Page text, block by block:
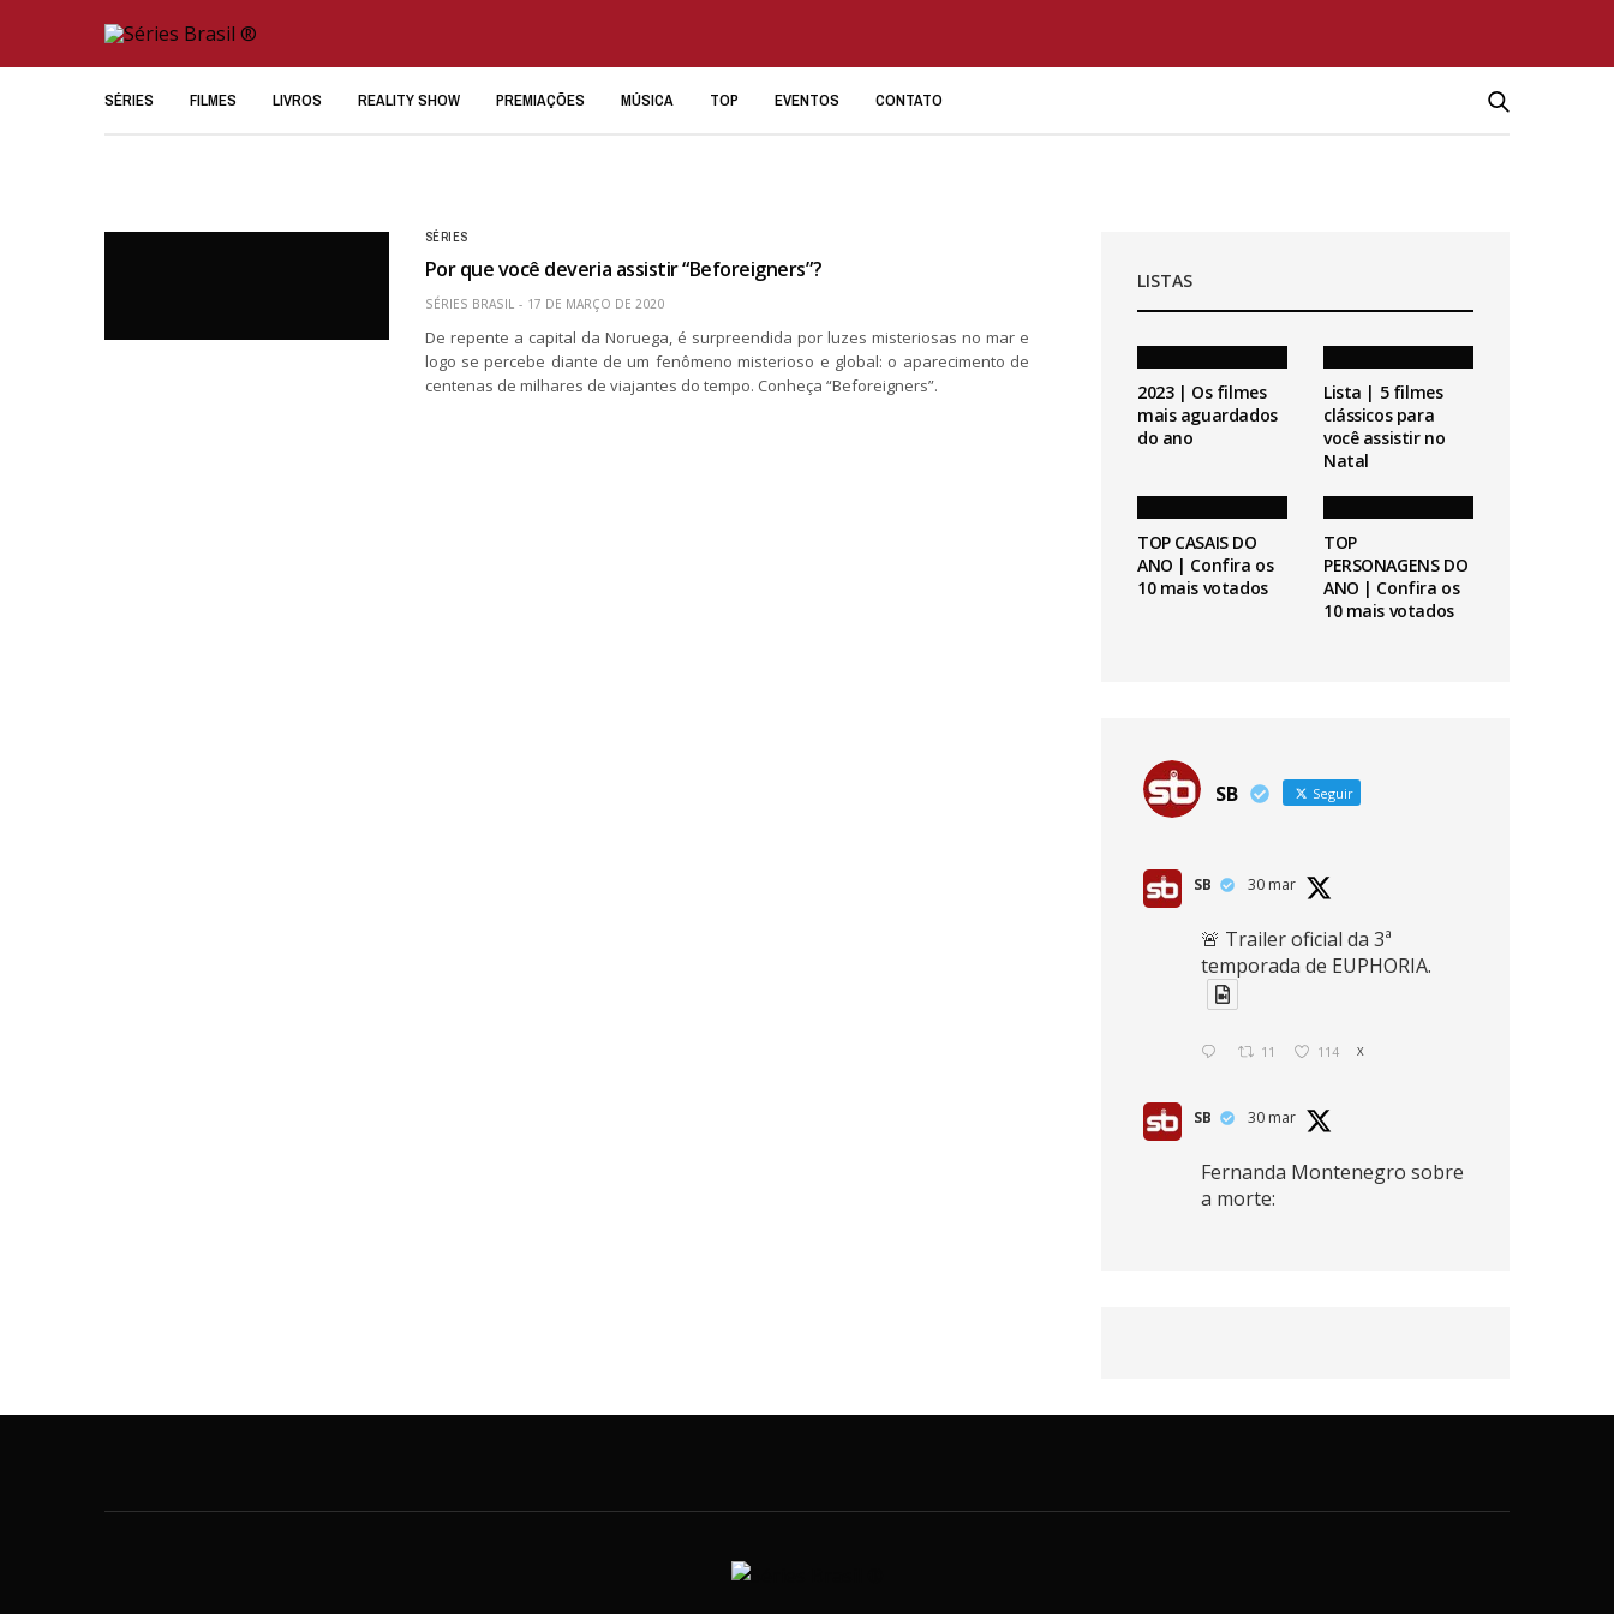
SÉRIES FILMES LIVROS REALITY SHOW PREMIAÇÕES MÚSICA TOP EVENTOS CONTATO
SÉRIES
Por que você deveria assistir “Beforeigners”?
SÉRIES BRASIL 17 DE MARÇO DE 2020
De repente a capital da Noruega, é surpreendida por luzes misteriosas no mar e
logo se percebe diante de um fenômeno misterioso e global: o aparecimento de
centenas de milhares de viajantes do tempo. Conheça “Beforeigners”.
LISTAS
2023 | Os filmes
mais aguardados
do ano
Lista | 5 filmes
clássicos para
você assistir no
Natal
TOP CASAIS DO
ANO | Confira os
10 mais votados
TOP
PERSONAGENS DO
ANO | Confira os
10 mais votados
SB Seguir
SB 30 mar
🚨 Trailer oficial da 3ª
temporada de EUPHORIA.
11 114 X
SB 30 mar
Fernanda Montenegro sobre
a morte:
SB 30 mar